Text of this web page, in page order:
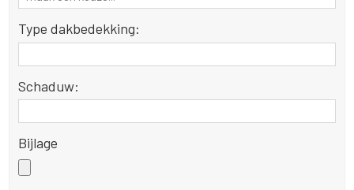
Type dakbedekking:
Schaduw:
Bijlage